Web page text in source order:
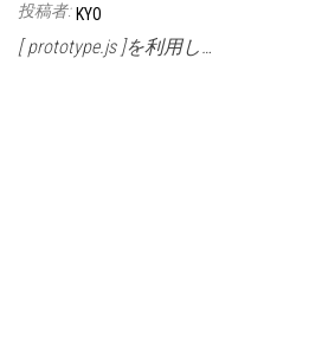
投稿者: KYO
[ prototype.js ]を利用し…